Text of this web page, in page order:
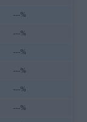
---%
---%
---%
---%
---%
---%